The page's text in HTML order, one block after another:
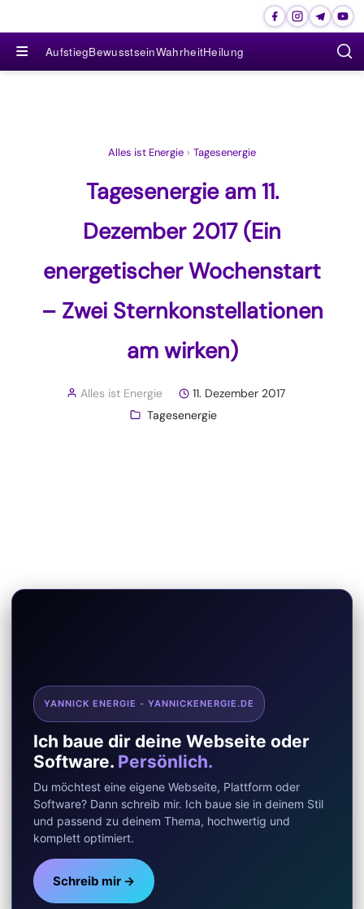
≡ AufstiegBewusstseinWahrheitHeilung
Alles ist Energie › Tagesenergie
Tagesenergie am 11.
Dezember 2017 (Ein
energetischer Wochenstart
– Zwei Sternkonstellationen
am wirken)
Alles ist Energie
11. Dezember 2017
Tagesenergie
YANNICK ENERGIE - YANNICKENERGIE.DE
Ich baue dir deine Webseite oder
Software. Persönlich.
Du möchtest eine eigene Webseite, Plattform oder
Software? Dann schreib mir. Ich baue sie in deinem Stil
und passend zu deinem Thema, hochwertig und
komplett optimiert.
Schreib mir →